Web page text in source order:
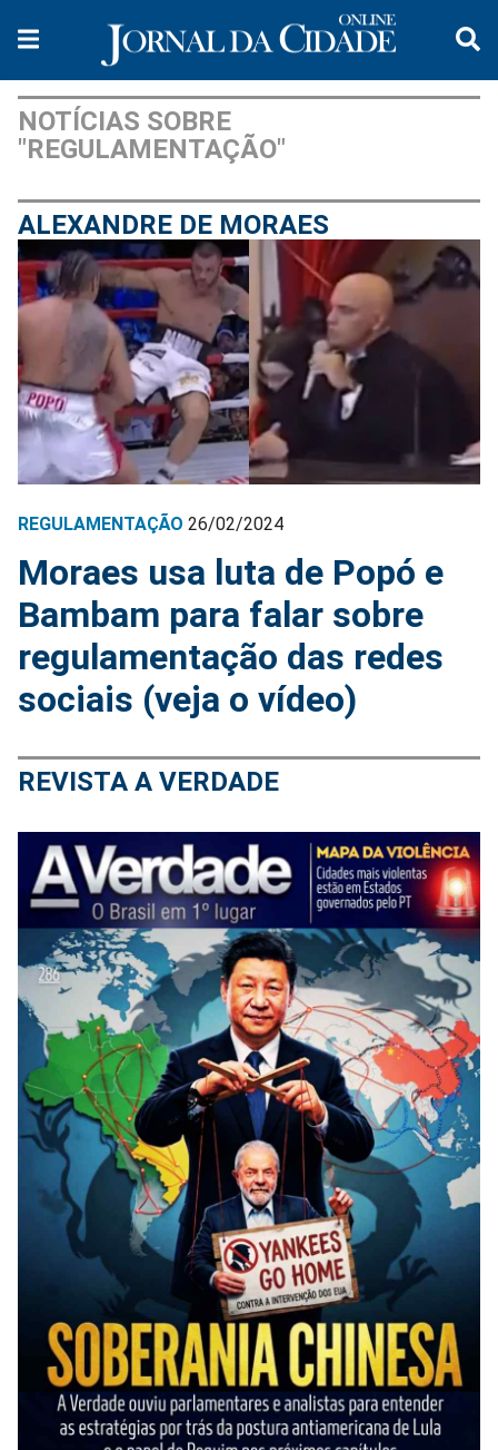
NOTÍCIAS SOBRE
"REGULAMENTAÇÃO"
ALEXANDRE DE MORAES
REGULAMENTAÇÃO 26/02/2024
Moraes usa luta de Popó e
Bambam para falar sobre
regulamentação das redes
sociais (veja o vídeo)
REVISTA A VERDADE